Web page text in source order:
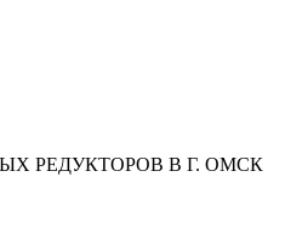
РЕДУКТОРОВ В Г. ОМСК